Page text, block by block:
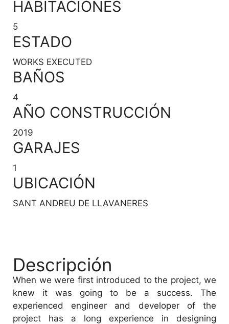
HABITACIONES
5
ESTADO
WORKS EXECUTED
BAÑOS
4
AÑO CONSTRUCCIÓN
2019
GARAJES
1
UBICACIÓN
SANT ANDREU DE LLAVANERES
Descripción
When we were first introduced to the project, we
knew it was going to be a success. The
experienced engineer and developer of the
project has a long experience in designing